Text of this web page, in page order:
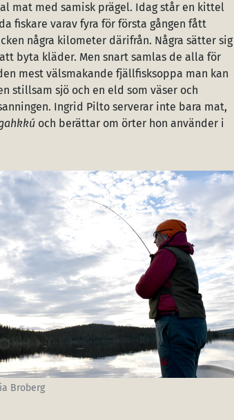
mat med samisk prägel. Idag står en kittel
fiskare varav fyra för första gången fått
några kilometer därifrån. Några sätter sig
byta kläder. Men snart samlas de alla för
mest välsmakande fjällfisksoppa man kan
stillsam sjö och en eld som väser och
Ingrid Pilto serverar inte bara mat,
och berättar om örter hon använder i
Broberg